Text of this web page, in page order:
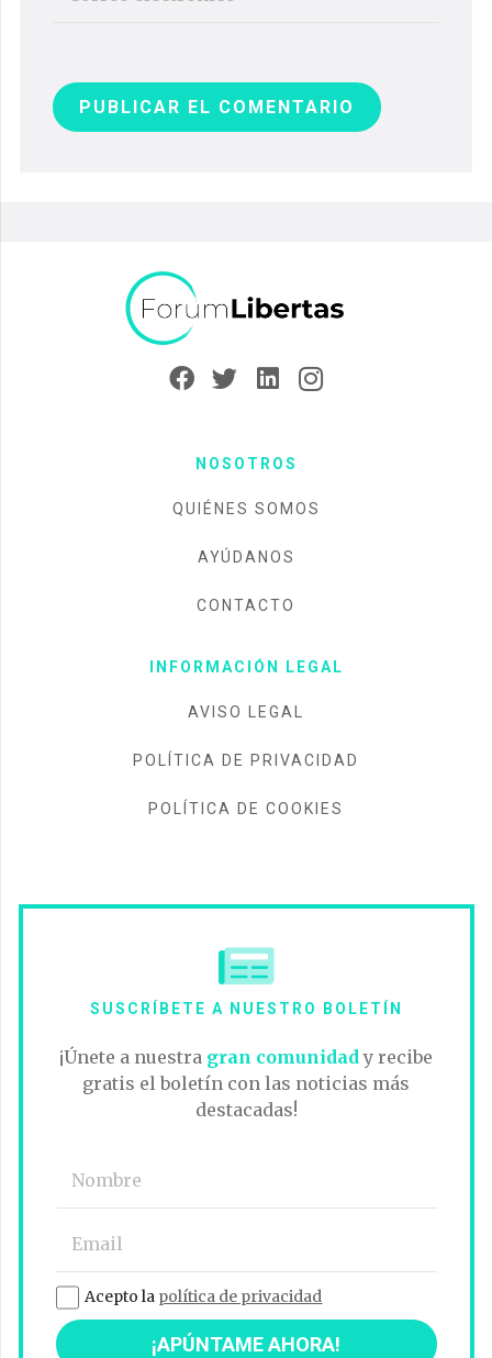
PUBLICAR EL COMENTARIO
NOSOTROS
QUIÉNES SOMOS
AYÚDANOS
CONTACTO
INFORMACIÓN LEGAL
AVISO LEGAL
POLÍTICA DE PRIVACIDAD
POLÍTICA DE COOKIES
SUSCRÍBETE A NUESTRO BOLETÍN
¡Únete a nuestra gran comunidady recibe
gratis el boletín con las noticias más
destacadas!
Acepto la política de privacidad